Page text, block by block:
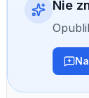
Nie